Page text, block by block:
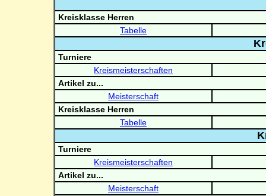
Kreisklasse Herren
Tabelle
Turniere
Kreismeisterschaften
Artikel zu...
Meisterschaft
Kreisklasse Herren
Tabelle
Turniere
Kreismeisterschaften
Artikel zu...
Meisterschaft